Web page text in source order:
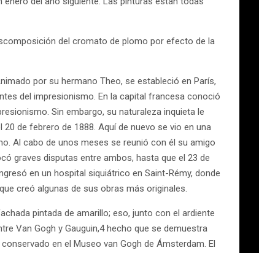
del cromato de plomo por efecto de la
por su hermano Theo, se estableció en París,
del impresionismo. En la capital francesa conoció
Sin embargo, su naturaleza inquieta le
de febrero de 1888. Aquí de nuevo se vio en una
Al cabo de unos meses se reunió con él su amigo
graves disputas entre ambos, hasta que el 23 de
en un hospital siquiátrico en Saint-Rémy, donde
creó algunas de sus obras más originales.
pintada de amarillo; eso, junto con el ardiente
Van Gogh y Gauguin,4 hecho que se demuestra
en el Museo van Gogh de Ámsterdam. El